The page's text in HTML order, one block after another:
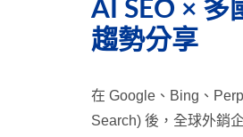
AI SEO × 多
趨勢分享
在 Google、Bing、
Search) 後，全球外銷